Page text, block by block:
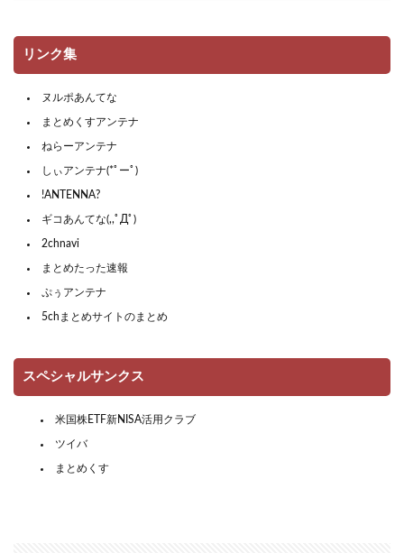
リンク集
ヌルポあんてな
まとめくすアンテナ
ねらーアンテナ
しぃアンテナ(*ﾟーﾟ)
!ANTENNA?
ギコあんてな(,,ﾟДﾟ)
2chnavi
まとめたった速報
ぷぅアンテナ
5chまとめサイトのまとめ
スペシャルサンクス
米国株ETF新NISA活用クラブ
ツイバ
まとめくす